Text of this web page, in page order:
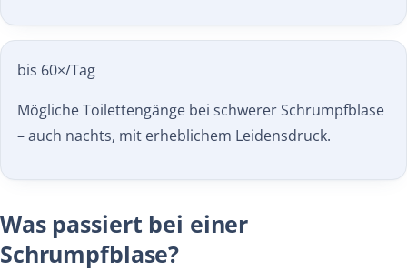
bis 60×/Tag
Mögliche Toiletten­gänge bei schwerer Schrumpfblase
– auch nachts, mit erheblichem Leidens­druck.
Was passiert bei einer
Schrumpfblase?